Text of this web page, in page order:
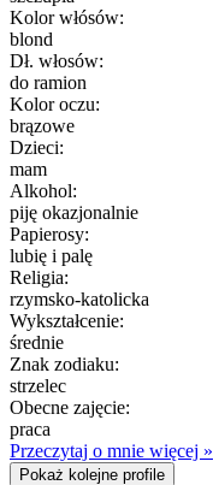
Kolor włósów:
blond
Dł. włosów:
do ramion
Kolor oczu:
brązowe
Dzieci:
mam
Alkohol:
piję okazjonalnie
Papierosy:
lubię i palę
Religia:
rzymsko-katolicka
Wykształcenie:
średnie
Znak zodiaku:
strzelec
Obecne zajęcie:
praca
Przeczytaj o mnie więcej »
Pokaż kolejne profile